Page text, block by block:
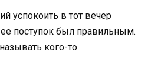
успокоить в тот вечер
ее поступок был правильным.
кого-то